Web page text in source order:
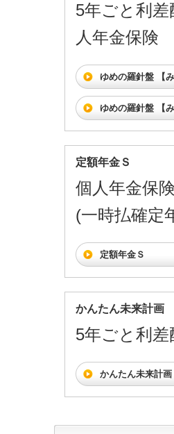
5年ごと利
人年金保険
ゆめの羅針盤 【
ゆめの羅針盤 【
定額年金Ｓ
個人年金保
(一時払確定
定額年金Ｓ
かんたん未来計画
5年ごと利差
かんたん未来計